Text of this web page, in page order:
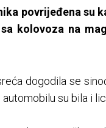
povrijeđena su
kolovoza na
dogodila se
su bila i